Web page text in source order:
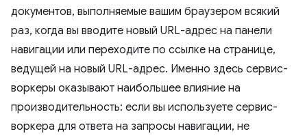
документов, выполняемые вашим браузером всякий
раз, когда вы вводите новый URL-адрес на панели
навигации или переходите по ссылке на странице,
ведущей на новый URL-адрес. Именно здесь сервис-
воркеры оказывают наибольшее влияние на
производительность: если вы используете сервис-
воркера для ответа на запросы навигации, не